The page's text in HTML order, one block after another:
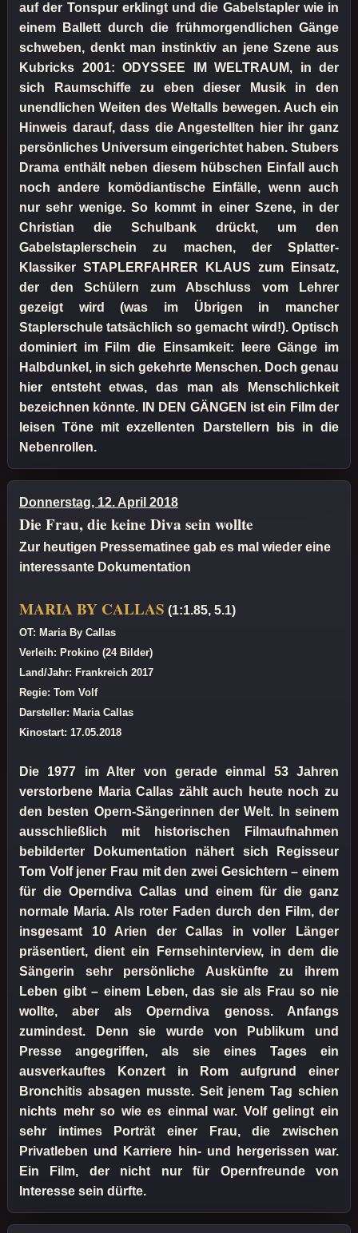
auf der Tonspur erklingt und die Gabelstapler wie in
einem Ballett durch die frühmorgendlichen Gänge
schweben, denkt man instinktiv an jene Szene aus
Kubricks 2001: ODYSSEE IM WELTRAUM, in der
sich Raumschiffe zu eben dieser Musik in den
unendlichen Weiten des Weltalls bewegen. Auch ein
Hinweis darauf, dass die Angestellten hier ihr ganz
persönliches Universum eingerichtet haben. Stubers
Drama enthält neben diesem hübschen Einfall auch
noch andere komödiantische Einfälle, wenn auch
nur sehr wenige. So kommt in einer Szene, in der
Christian die Schulbank drückt, um den
Gabelstaplerschein zu machen, der Splatter-
Klassiker STAPLERFAHRER KLAUS zum Einsatz,
der den Schülern zum Abschluss vom Lehrer
gezeigt wird (was im Übrigen in mancher
Staplerschule tatsächlich so gemacht wird!). Optisch
dominiert im Film die Einsamkeit: leere Gänge im
Halbdunkel, in sich gekehrte Menschen. Doch genau
hier entsteht etwas, das man als Menschlichkeit
bezeichnen könnte. IN DEN GÄNGEN ist ein Film der
leisen Töne mit exzellenten Darstellern bis in die
Nebenrollen.
Donnerstag, 12. April 2018
Die Frau, die keine Diva sein wollte
Zur heutigen Pressematinee gab es mal wieder eine
interessante Dokumentation
MARIA BY CALLAS (1:1.85, 5.1)
OT: Maria By Callas
Verleih: Prokino (24 Bilder)
Land/Jahr: Frankreich 2017
Regie: Tom Volf
Darsteller: Maria Callas
Kinostart: 17.05.2018
Die 1977 im Alter von gerade einmal 53 Jahren
verstorbene Maria Callas zählt auch heute noch zu
den besten Opern-Sängerinnen der Welt. In seinem
ausschließlich mit historischen Filmaufnahmen
bebilderter Dokumentation nähert sich Regisseur
Tom Volf jener Frau mit den zwei Gesichtern – einem
für die Operndiva Callas und einem für die ganz
normale Maria. Als roter Faden durch den Film, der
insgesamt 10 Arien der Callas in voller Länger
präsentiert, dient ein Fernsehinterview, in dem die
Sängerin sehr persönliche Auskünfte zu ihrem
Leben gibt – einem Leben, das sie als Frau so nie
wollte, aber als Operndiva genoss. Anfangs
zumindest. Denn sie wurde von Publikum und
Presse angegriffen, als sie eines Tages ein
ausverkauftes Konzert in Rom aufgrund einer
Bronchitis absagen musste. Seit jenem Tag schien
nichts mehr so wie es einmal war. Volf gelingt ein
sehr intimes Porträt einer Frau, die zwischen
Privatleben und Karriere hin- und hergerissen war.
Ein Film, der nicht nur für Opernfreunde von
Interesse sein dürfte.